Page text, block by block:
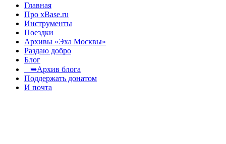
Главная
Про xBase.ru
Инструменты
Поездки
Архивы «Эха Москвы»
Раздаю добро
Блог
➥Архив блога
Поддержать донатом
И почта